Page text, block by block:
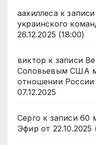
аахиллесак записи
украинского
26.12.2025 (18:00)
виктор к записи
Соловьевым США
отношении
07.12.2025
Серго к записи 60
Эфир от 22.10.2025